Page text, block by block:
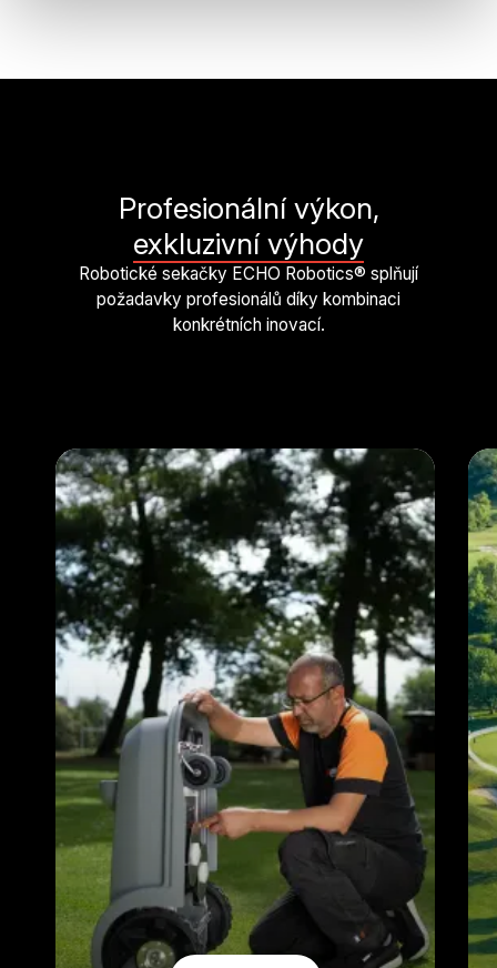
Profesionální výkon,
exkluzivní výhody
Robotické sekačky ECHO Robotics® splňují
požadavky profesionálů díky kombinaci
konkrétních inovací.